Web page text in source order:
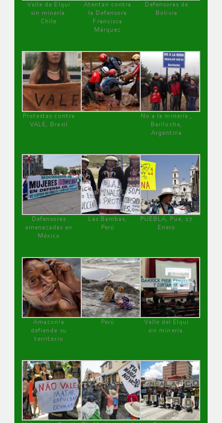
Valle de Elqui
sin minería.
Chile
Atentan contra
la Defensora
Francisca
Márquez
Defensoras de
Bolivia
Protestas contra
VALE, Brasil
No a la minería ,
Bariloche,
Argentina
Defensoras
amenazadas en
México
Las Bambas,
Perú
PUEBLA, Pue, 27
Enero
Amazonía
defiende su
territorio
Perú
Valle del Elqui
sin minería.